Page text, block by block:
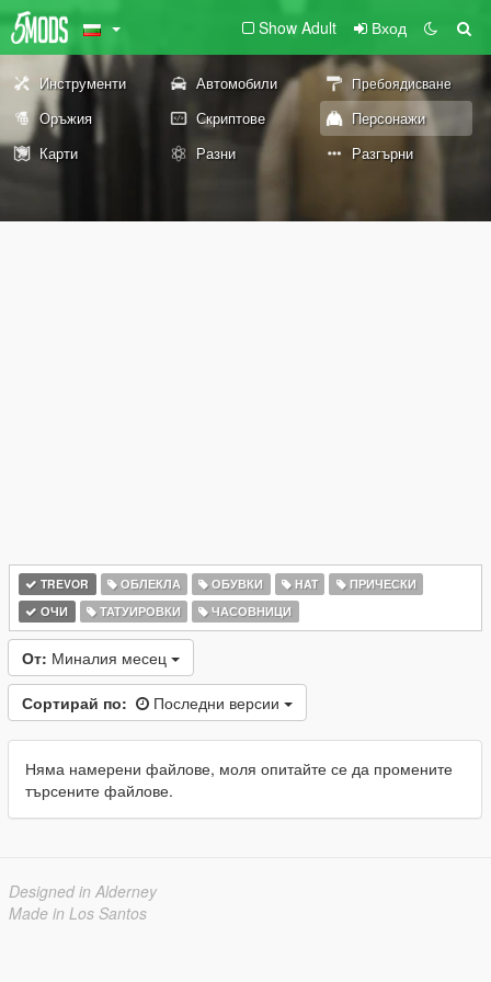
Show Adult Вход
Инструменти Автомобили Пребоядисване
Оръжия Скриптове
Персонажи
Карти
Разни Разгърни
TREVOR ОБЛЕКЛА ОБУВКИ HAT
ПРИЧЕСКИ
ОЧИ
ТАТУИРОВКИ ЧАСОВНИЦИ
От: Миналия месец
Сортирай по: Последни версии
Няма намерени файлове, моля опитайте се да промените
търсените файлове.
Designed in Alderney
Made in Los Santos